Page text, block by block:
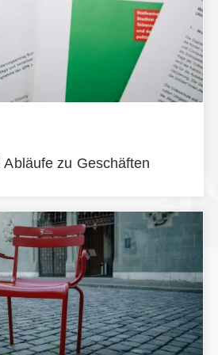
zu Geschäften